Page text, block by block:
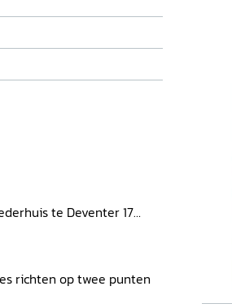
te Deventer 17
richten op twee punten